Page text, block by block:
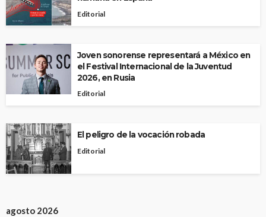
Editorial
Joven sonorense representará a México en
el Festival Internacional de la Juventud
2026, en Rusia
Editorial
El peligro de la vocación robada
Editorial
agosto 2026